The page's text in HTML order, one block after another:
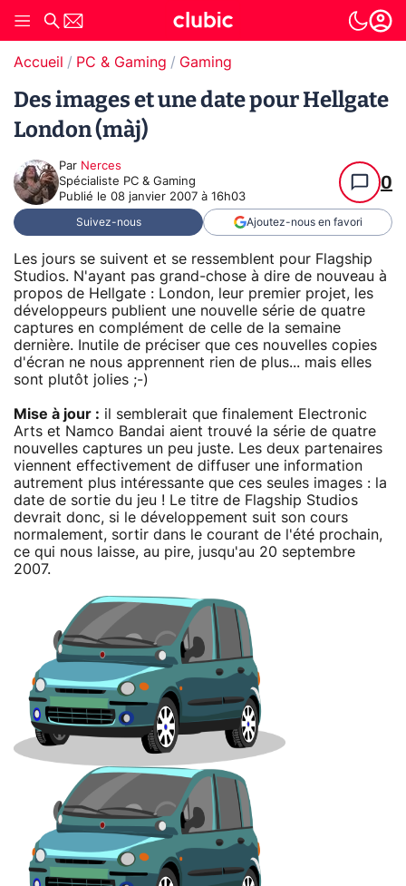
Accueil PC & Gaming Gaming
Des images et une date pour Hellgate
London (màj)
Par Nerces
Spécialiste PC & Gaming
Publié le 08 janvier 2007 à 16h03
0
Suivez-nous Ajoutez-nous en favori
Les jours se suivent et se ressemblent pour Flagship
Studios. N'ayant pas grand-chose à dire de nouveau à
propos de Hellgate : London, leur premier projet, les
développeurs publient une nouvelle série de quatre
captures en complément de celle de la semaine
dernière. Inutile de préciser que ces nouvelles copies
d'écran ne nous apprennent rien de plus... mais elles
sont plutôt jolies ;-)
Mise à jour : il semblerait que finalement Electronic
Arts et Namco Bandai aient trouvé la série de quatre
nouvelles captures un peu juste. Les deux partenaires
viennent effectivement de diffuser une information
autrement plus intéressante que ces seules images : la
date de sortie du jeu ! Le titre de Flagship Studios
devrait donc, si le développement suit son cours
normalement, sortir dans le courant de l'été prochain,
ce qui nous laisse, au pire, jusqu'au 20 septembre
2007.